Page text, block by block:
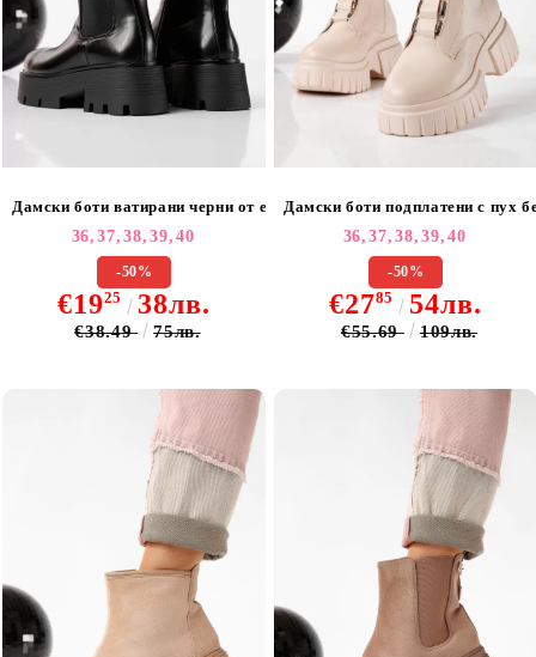
Дамски боти ватирани черни от еко кожа Agripina #22700
36, 37, 38, 39, 40
-50%
€1925 38лв.
€38.49 75лв.
36, 37, 38, 39, 40
-50%
€2785 54лв.
€55.69 109лв.